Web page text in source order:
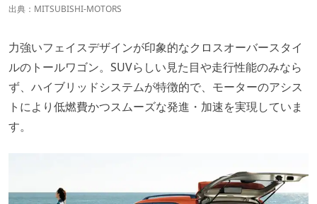
出典： MITSUBISHI-MOTORS
力強いフェイスデザインが印象的なクロスオーバースタイ
ルのトールワゴン。SUVらしい見た目や走行性能のみなら
ず、ハイブリッドシステムが特徴的で、モーターのアシス
トにより低燃費かつスムーズな発進・加速を実現していま
す。